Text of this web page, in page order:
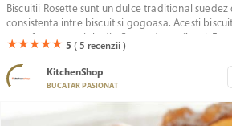
Biscuitii Rosette sunt un dulce traditional
consistenta intre biscuit si gogoasa. Acesti
unor forme speciale din fier cu desen floral.
o temperatura foarte mare, inmuiata apoi in
ulei fierbinte pentru a crea o coaja crocanta in
marginile rozettei sunt scufundate in glazura
(*)
★(*)
★(*)
★(*)
★(*)
★ 5 ( 5 recenzii )
KitchenShop
BUCATAR PASIONAT